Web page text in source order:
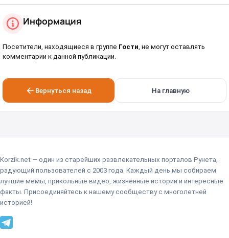
Информация
Посетители, находящиеся в группе Гости, не могут оставлять
комментарии к данной публикации.
Вернуться назад На главную
Korzik.net — один из старейших развлекательных порталов Рунета,
радующий пользователей с 2003 года. Каждый день мы собираем
лучшие мемы, прикольные видео, жизненные истории и интересные
факты. Присоединяйтесь к нашему сообществу с многолетней
историей!